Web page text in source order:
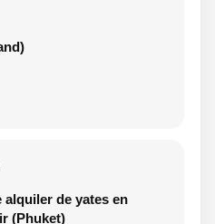
alquiler de yates en
(Phuket)